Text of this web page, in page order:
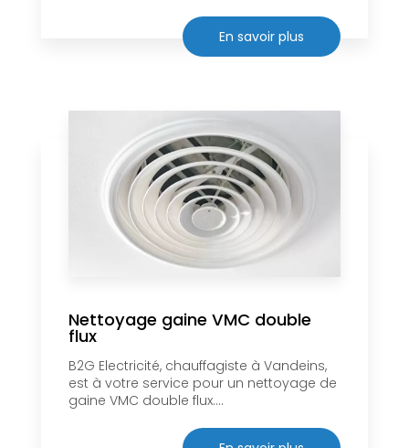
En savoir plus
Nettoyage gaine VMC double
flux
B2G Electricité, chauffagiste à Vandeins,
est à votre service pour un nettoyage de
gaine VMC double flux....